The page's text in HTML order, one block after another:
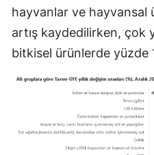
hayvanlar ve hayvansal
artış kaydedilirken, çok
bitkisel ürünlerde yüzde